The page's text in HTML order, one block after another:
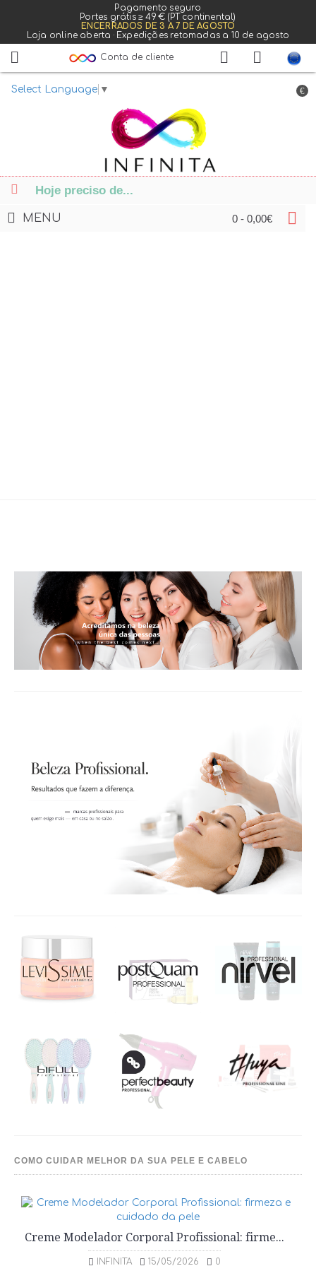
Pagamento seguro
Portes grátis ≥ 49 € (PT continental)
ENCERRADOS DE 3 A 7 DE AGOSTO
Loja online aberta · Expedições retomadas a 10 de agosto
Select Language ▼
Conta de cliente
€
0 - 0,00€
MENU
COMO CUIDAR MELHOR DA SUA PELE E CABELO
Creme Modelador Corporal Profissional: firmeza e cuidado da pele
INFINITA 15/05/2026 0